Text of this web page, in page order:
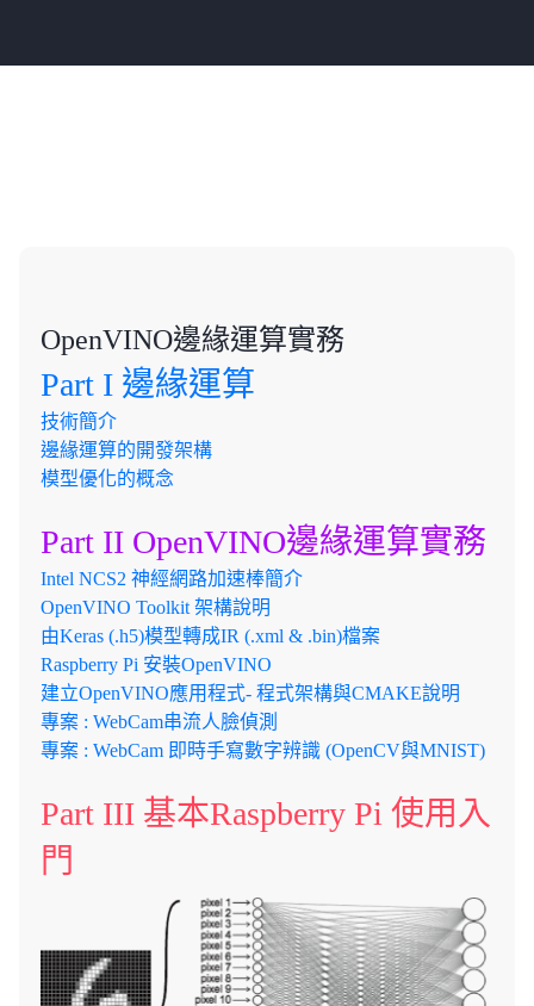
OpenVINO邊緣運算實務
Part I 邊緣運算
技術簡介
邊緣運算的開發架構
模型優化的概念
Part II OpenVINO邊緣運算實務
Intel NCS2 神經網路加速棒簡介
OpenVINO Toolkit 架構說明
由Keras (.h5)模型轉成IR (.xml & .bin)檔案
Raspberry Pi 安裝OpenVINO
建立OpenVINO應用程式- 程式架構與CMAKE說明
專案 : WebCam串流人臉偵測
專案 : WebCam 即時手寫數字辨識 (OpenCV與MNIST)
Part III 基本Raspberry Pi 使用入
門